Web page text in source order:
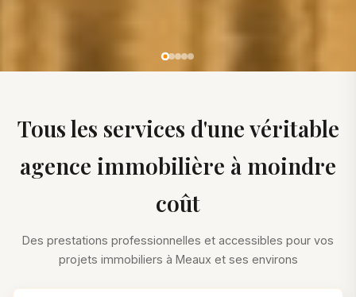
Tous les services d'une véritable
agence immobilière à moindre
coût
Des prestations professionnelles et accessibles pour vos
projets immobiliers à Meaux et ses environs